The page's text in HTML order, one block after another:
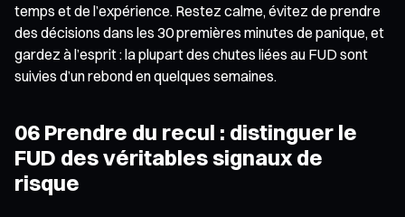
temps et de l’expérience. Restez calme, évitez de prendre
des décisions dans les 30 premières minutes de panique, et
gardez à l’esprit : la plupart des chutes liées au FUD sont
suivies d’un rebond en quelques semaines.
06 Prendre du recul : distinguer le
FUD des véritables signaux de
risque